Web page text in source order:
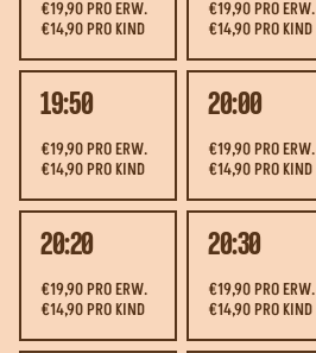
€19,90 PRO ERW.
€14,90 PRO KIND
€19,90 PRO ERW.
€14,90 PRO KIND
19:50
€19,90 PRO ERW.
€14,90 PRO KIND
20:00
€19,90 PRO ERW.
€14,90 PRO KIND
20:20
€19,90 PRO ERW.
€14,90 PRO KIND
20:30
€19,90 PRO ERW.
€14,90 PRO KIND